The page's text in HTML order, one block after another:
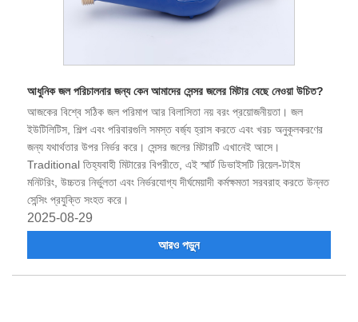
আধুনিক জল পরিচালনার জন্য কেন আমাদের সেন্সর জলের মিটার বেছে নেওয়া উচিত?
আজকের বিশ্বে সঠিক জল পরিমাপ আর বিলাসিতা নয় বরং প্রয়োজনীয়তা। জল
ইউটিলিটিস, শিল্প এবং পরিবারগুলি সমস্ত বর্জ্য হ্রাস করতে এবং খরচ অনুকূলকরণের
জন্য যথার্থতার উপর নির্ভর করে। সেন্সর জলের মিটারটি এখানেই আসে।
Traditional তিহ্যবাহী মিটারের বিপরীতে, এই স্মার্ট ডিভাইসটি রিয়েল-টাইম
মনিটরিং, উচ্চতর নির্ভুলতা এবং নির্ভরযোগ্য দীর্ঘমেয়াদী কর্মক্ষমতা সরবরাহ করতে উন্নত
সেন্সিং প্রযুক্তি সংহত করে।
2025-08-29
আরও পড়ুন